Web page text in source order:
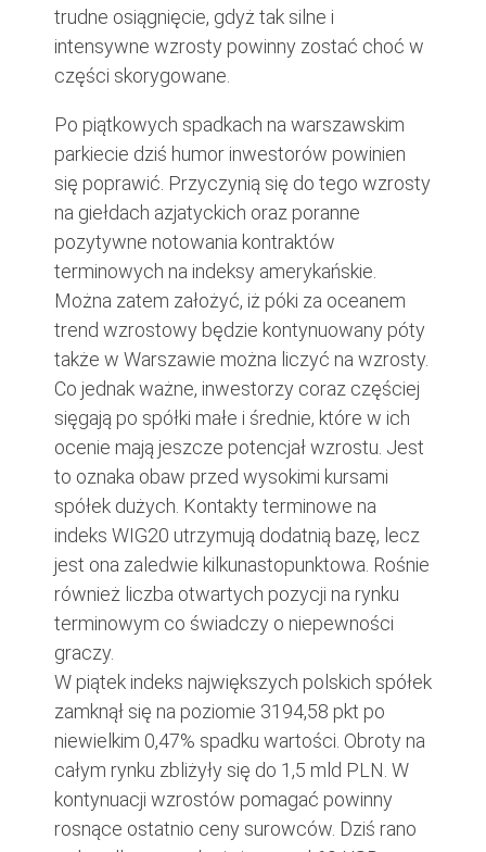
trudne osiągnięcie, gdyż tak silne i
intensywne wzrosty powinny zostać choć w
części skorygowane.
Po piątkowych spadkach na warszawskim
parkiecie dziś humor inwestorów powinien
się poprawić. Przyczynią się do tego wzrosty
na giełdach azjatyckich oraz poranne
pozytywne notowania kontraktów
terminowych na indeksy amerykańskie.
Można zatem założyć, iż póki za oceanem
trend wzrostowy będzie kontynuowany póty
także w Warszawie można liczyć na wzrosty.
Co jednak ważne, inwestorzy coraz częściej
sięgają po spółki małe i średnie, które w ich
ocenie mają jeszcze potencjał wzrostu. Jest
to oznaka obaw przed wysokimi kursami
spółek dużych. Kontakty terminowe na
indeks WIG20 utrzymują dodatnią bazę, lecz
jest ona zaledwie kilkunastopunktowa. Rośnie
również liczba otwartych pozycji na rynku
terminowym co świadczy o niepewności
graczy.
W piątek indeks największych polskich spółek
zamknął się na poziomie 3194,58 pkt po
niewielkim 0,47% spadku wartości. Obroty na
całym rynku zbliżyły się do 1,5 mld PLN. W
kontynuacji wzrostów pomagać powinny
rosnące ostatnio ceny surowców. Dziś rano